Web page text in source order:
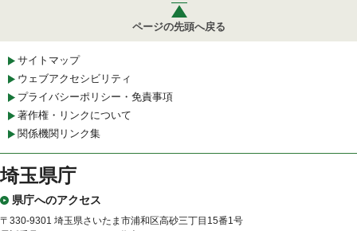
ページの先頭へ戻る
サイトマップ
ウェブアクセシビリティ
プライバシーポリシー・免責事項
著作権・リンクについて
関係機関リンク集
埼玉県庁
県庁へのアクセス
〒330-9301 埼玉県さいたま市浦和区高砂三丁目15番1号